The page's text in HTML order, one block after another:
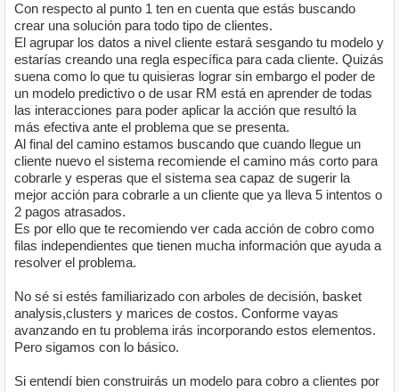
Con respecto al punto 1 ten en cuenta que estás buscando
crear una solución para todo tipo de clientes.
El agrupar los datos a nivel cliente estará sesgando tu modelo y
estarías creando una regla específica para cada cliente. Quizás
suena como lo que tu quisieras lograr sin embargo el poder de
un modelo predictivo o de usar RM está en aprender de todas
las interacciones para poder aplicar la acción que resultó la
más efectiva ante el problema que se presenta.
Al final del camino estamos buscando que cuando llegue un
cliente nuevo el sistema recomiende el camino más corto para
cobrarle y esperas que el sistema sea capaz de sugerir la
mejor acción para cobrarle a un cliente que ya lleva 5 intentos o
2 pagos atrasados.
Es por ello que te recomiendo ver cada acción de cobro como
filas independientes que tienen mucha información que ayuda a
resolver el problema.
No sé si estés familiarizado con arboles de decisión, basket
analysis,clusters y marices de costos. Conforme vayas
avanzando en tu problema irás incorporando estos elementos.
Pero sigamos con lo básico.
Si entendí bien construirás un modelo para cobro a clientes por